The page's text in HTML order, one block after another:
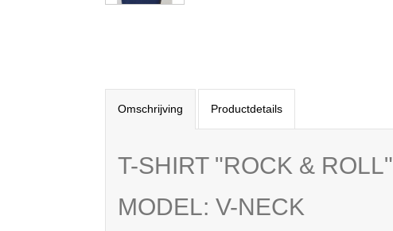
Omschrijving Productdetails
T-SHIRT "ROCK & ROLL"
MODEL: V-NECK